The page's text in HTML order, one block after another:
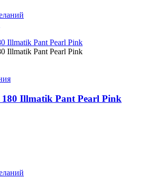
Этот
имеет
несколько
можно
на
странице
Illmatik Pant Pearl Pink
Этот